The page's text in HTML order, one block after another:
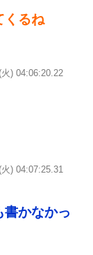
くるね
火) 04:06:20.22
火) 04:07:25.31
かなかっ